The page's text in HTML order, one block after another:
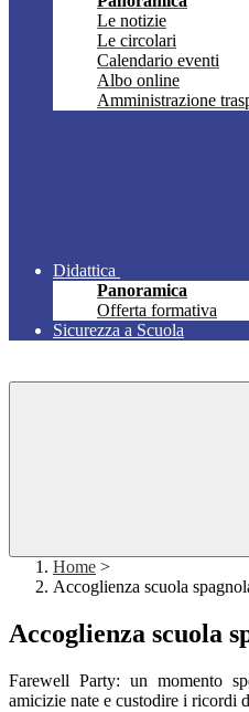
Le notizie
Le circolari
Calendario eventi
Albo online
Amministrazione
Didattica
Panoramica
Offerta formativa
Sicurezza a Scuola
Home >
Accoglienza scuola
Accoglienza scuola
Farewell Party: un momento
amicizie nate e custodire i ricordi